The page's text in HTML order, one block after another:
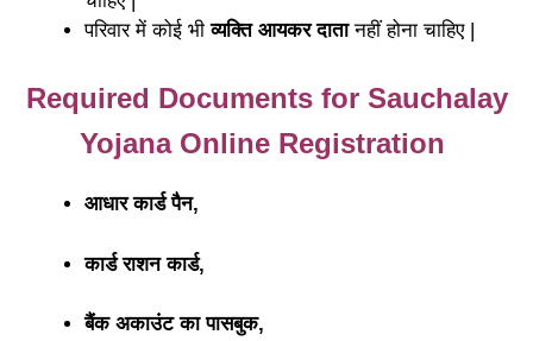
परिवार में कोई भीव्यक्ति आयकर दातानहीं होना चाहिए |
Required Documents for Sauchalay
Yojana Online Registration
आधार कार्ड पैन,
कार्ड राशन कार्ड,
बैंक अकाउंट का पासबुक,